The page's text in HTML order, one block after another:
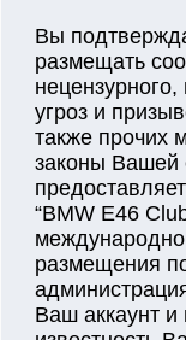
Вы
размещать
угроз и
также прочих
законы Вашей
“BMW E46
размещения
Ваш аккаунт и